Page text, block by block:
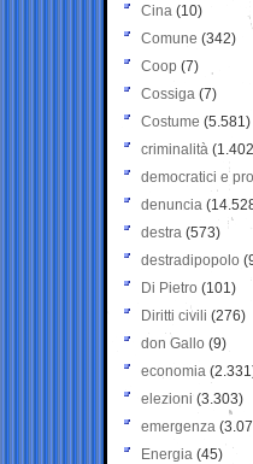
Cina (10)
Comune (342)
Coop (7)
Cossiga (7)
Costume (5.581)
criminalità
democratici e
denuncia
destra (573)
destradipopolo
Di Pietro (101)
Diritti civili (276)
don Gallo (9)
economia
elezioni (3.303)
emergenza
Energia (45)